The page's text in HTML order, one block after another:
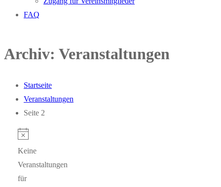
FAQ
Archiv: Veranstaltungen
Startseite
Veranstaltungen
Seite 2
Veranstaltungen
für
20.06.2026
Hinweis
Keine
Veranstaltungen
für